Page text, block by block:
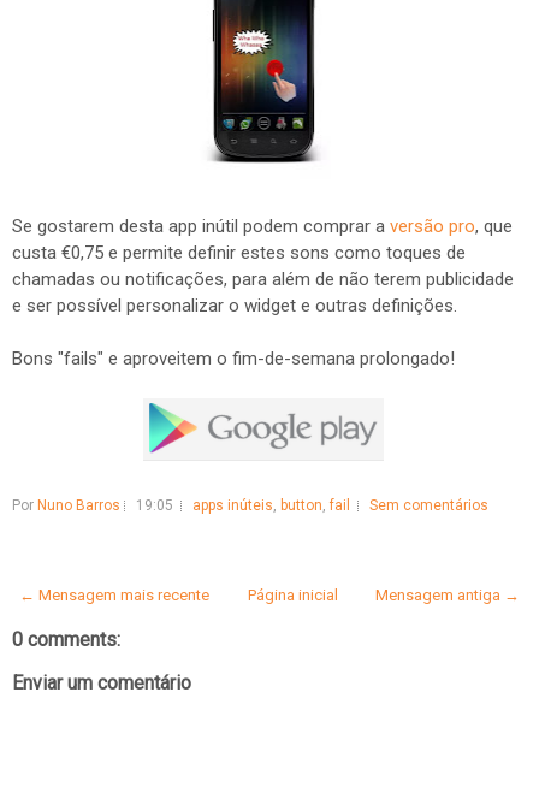
Se gostarem desta app inútil podem comprar a versão pro, que
custa €0,75 e permite definir estes sons como toques de
chamadas ou notificações, para além de não terem publicidade
e ser possível personalizar o widget e outras definições.
Bons "fails" e aproveitem o fim-de-semana prolongado!
Por Nuno Barros 19:05 apps inúteis, button,fail Sem comentários
← Mensagem mais recente Mensagem antiga →
Página inicial
0 comments:
Enviar um comentário